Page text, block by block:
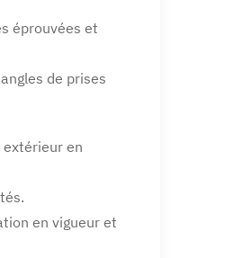
éprouvées et
de prises
extérieur en
en vigueur et